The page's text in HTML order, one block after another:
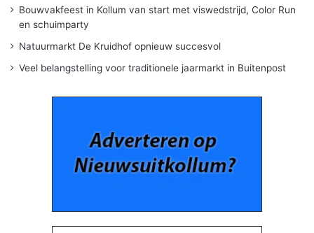
Bouwvakfeest in Kollum van start met viswedstrijd, Color Run
en schuimparty
Natuurmarkt De Kruidhof opnieuw succesvol
Veel belangstelling voor traditionele jaarmarkt in Buitenpost